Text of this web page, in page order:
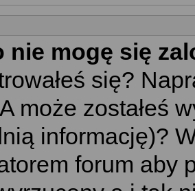
nie mogę się
się?
może zostałeś
informację)?
forum aby